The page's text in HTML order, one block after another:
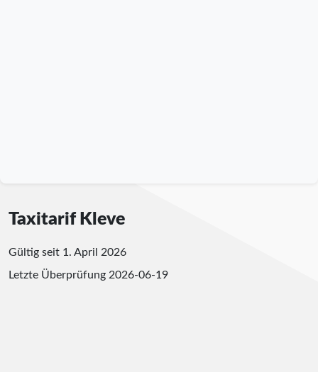
Taxitarif Kleve
Gültig seit 1. April 2026
Letzte Überprüfung 2026-06-19